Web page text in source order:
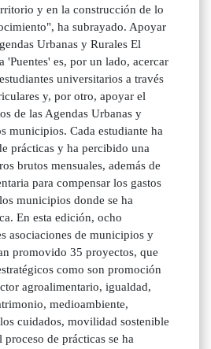
y en la construcción de lo
ha subrayado. Apoyar
Urbanas y Rurales El
'Puentes' es, por un lado, acercar
universitarios a través
y, por otro, apoyar el
de las Agendas Urbanas y
municipios. Cada estudiante ha
prácticas y ha percibido una
brutos mensuales, además de
para compensar los gastos
municipios donde se ha
En esta edición, ocho
asociaciones de municipios y
promovido 35 proyectos, que
como son promoción
agroalimentario, igualdad,
medioambiente,
cuidados, movilidad sostenible
de prácticas se ha